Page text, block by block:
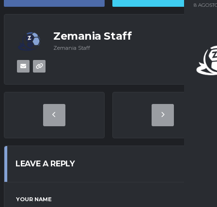
8
Zemania Staff
Zemania Staff
LEAVE A REPLY
YOUR NAME